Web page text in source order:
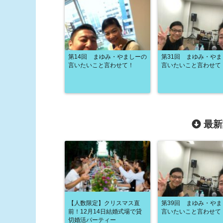
第14回 まゆみ・やましーの
言いたいこと言わせて！
第31回 まゆみ・やま
言いたいこと言わせて
最
【人数限定】クリスマス直
前！12月14日結婚式場で貸
切婚活パーティー
第39回 まゆみ・やま
言いたいこと言わせて